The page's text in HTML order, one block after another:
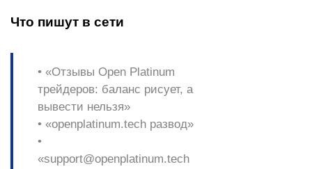
Что пишут в сети
• «Отзывы Open Platinum
трейдеров: баланс рисует, а
вывести нельзя»
• «openplatinum.tech развод»
•
«support@openplatinum.tech